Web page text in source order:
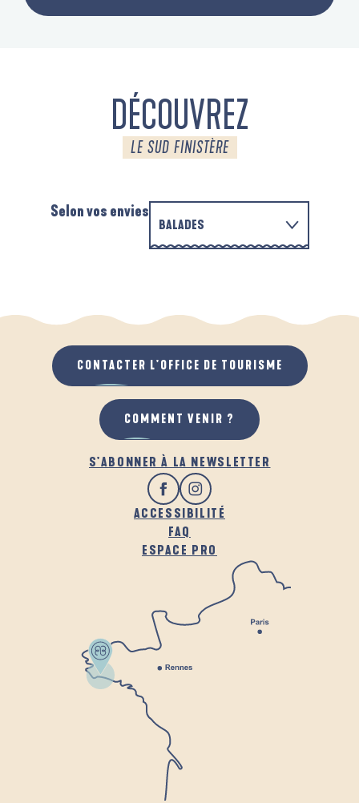
DÉCOUVREZ
LE SUD FINISTÈRE
Selon vos envies
BALADES
QUAND IL PLEUT
AU GRAND AIR
S'ABONNER À LA NEWSLETTER
ACCESSIBILITÉ
FAQ
ESPACE PRO
CONTACTER L'OFFICE DE TOURISME
COMMENT VENIR ?